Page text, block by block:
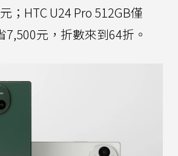
；HTC U24 Pro 512GB僅
7,500元，折數來到64折。